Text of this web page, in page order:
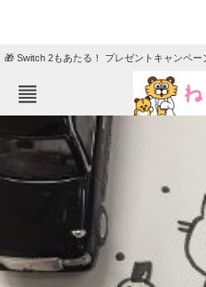
🎁 Switch 2もあたる！ プレゼントキャンペー
ねとらぼメニュー
TOP
エンタメ